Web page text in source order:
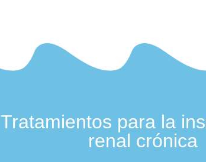
Tratamientos para la
renal crónica